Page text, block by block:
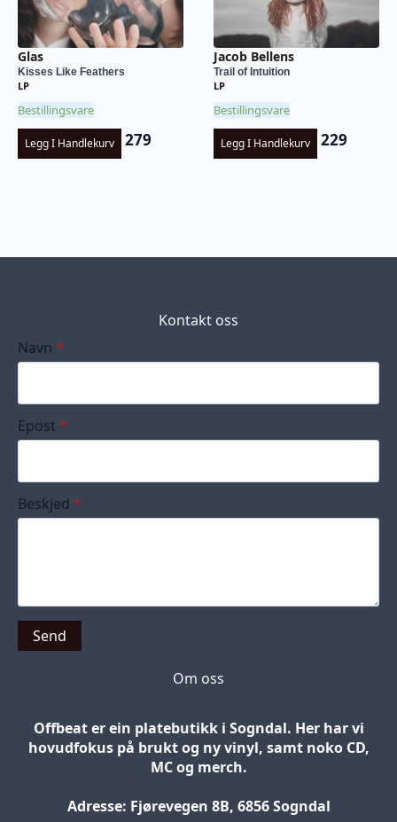
Glas
Kisses Like Feathers
LP
Bestillingsvare
Legg I Handlekurv 279
Jacob Bellens
Trail of Intuition
LP
Bestillingsvare
Legg I Handlekurv 229
Kontakt oss
Navn *
Epost *
Beskjed *
Send
Om oss
Offbeat er ein platebutikk i Sogndal. Her har vi
hovudfokus på brukt og ny vinyl, samt noko CD,
MC og merch.
Adresse: Fjørevegen 8B, 6856 Sogndal